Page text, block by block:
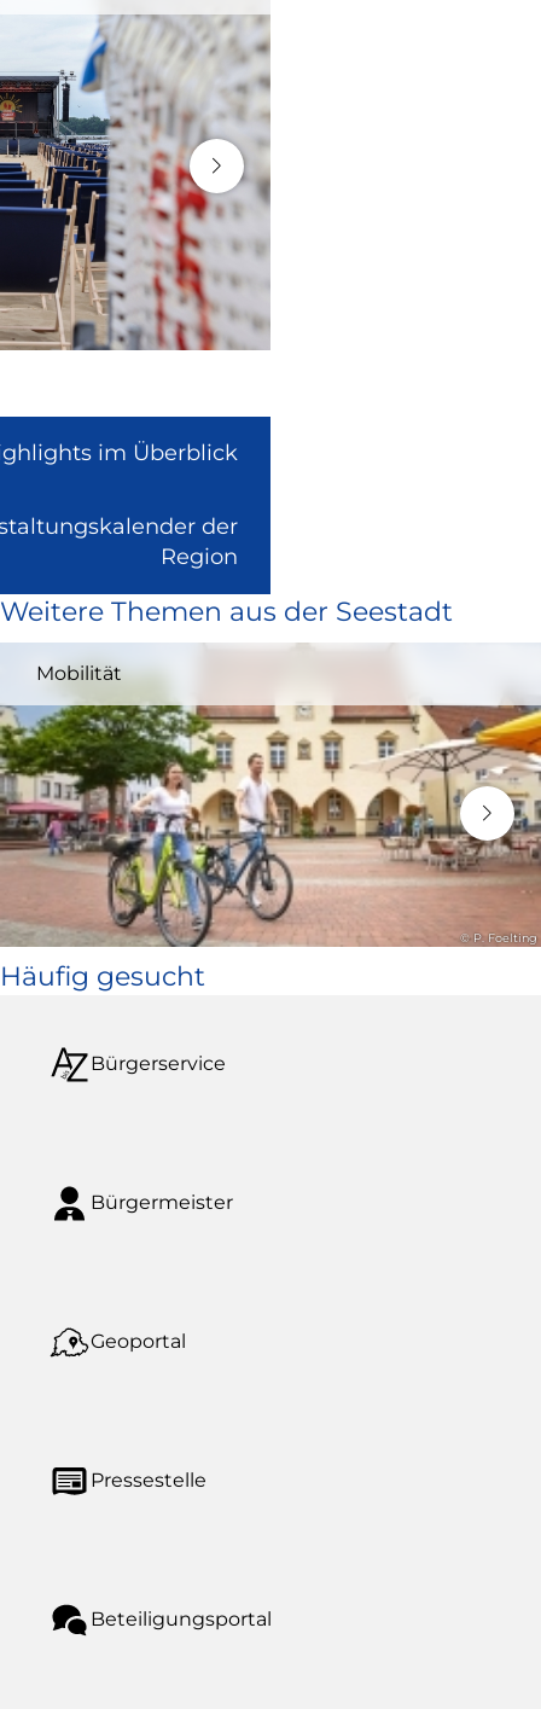
im Überblick
der
Region
extern
und
in
neuem
Fenster)
Weitere Themen aus der Seestadt
Mobilität
© P. Foelting
Häufig gesucht
Bürgerservice
Bürgermeister
Geoportal
Pressestelle
Beteiligungsportal